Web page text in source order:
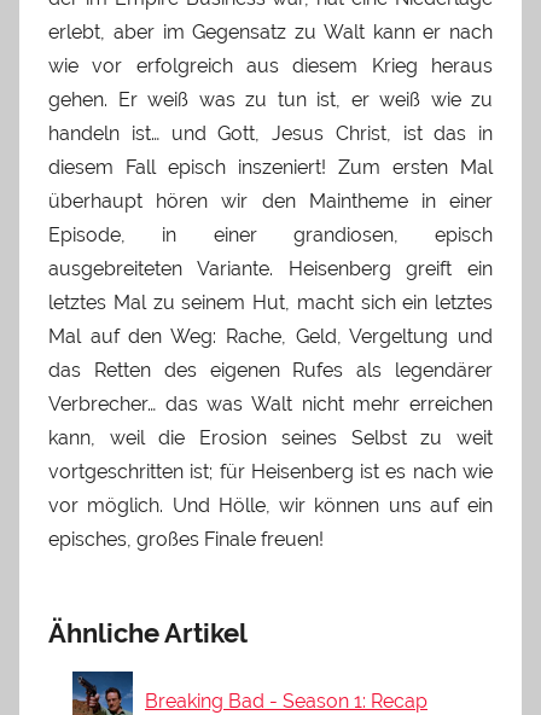
erlebt, aber im Gegensatz zu Walt kann er nach
wie vor erfolgreich aus diesem Krieg heraus
gehen. Er weiß was zu tun ist, er weiß wie zu
handeln ist… und Gott, Jesus Christ, ist das in
diesem Fall episch inszeniert! Zum ersten Mal
überhaupt hören wir den Maintheme in einer
Episode, in einer grandiosen, episch
ausgebreiteten Variante. Heisenberg greift ein
letztes Mal zu seinem Hut, macht sich ein letztes
Mal auf den Weg: Rache, Geld, Vergeltung und
das Retten des eigenen Rufes als legendärer
Verbrecher… das was Walt nicht mehr erreichen
kann, weil die Erosion seines Selbst zu weit
vortgeschritten ist; für Heisenberg ist es nach wie
vor möglich. Und Hölle, wir können uns auf ein
episches, großes Finale freuen!
Ähnliche Artikel
Breaking Bad - Season 1: Recap